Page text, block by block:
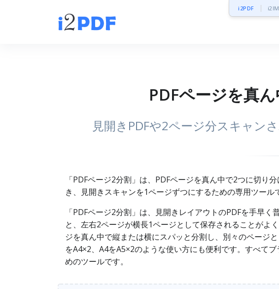
i2PDF
PDFページを真
見開きPDFや2ページ分スキャン
「PDFページ2分割」は、PDFページを真ん中で2つに切
き、見開きスキャンを1ページずつにするための専用ツール
「PDFページ2分割」は、見開きレイアウトのPDFを手早
と、左右2ページが横長1ページとして保存されることがよ
ジを真ん中で縦または横にスパッと分割し、別々のページ
をA4×2、A4をA5×2のような使い方にも便利です。すべて
めのツールです。